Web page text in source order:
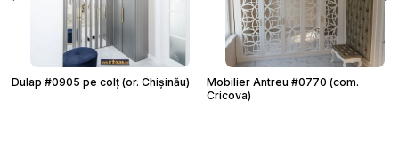
Dulap #0905 pe colț (or. Chișinău)
Mobilier Antreu #0770 (com.
Cricova)